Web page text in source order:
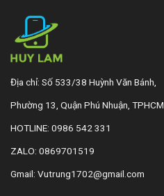
Địa chỉ: Số 533/38 Huỳnh Văn Bánh,
Phường 13, Quận Phú Nhuận, TPHCM
HOTLINE: 0986 542 331
ZALO: 0869701519
Gmail: Vutrung1702@gmail.com